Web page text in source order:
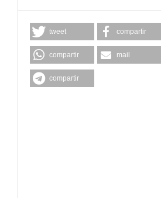
tweet compartir
compartir mail
compartir